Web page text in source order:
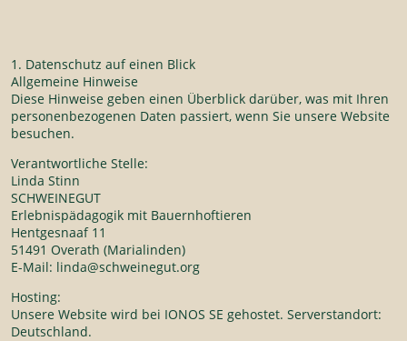
1. Datenschutz auf einen Blick
Allgemeine Hinweise
Diese Hinweise geben einen Überblick darüber, was mit Ihren
personenbezogenen Daten passiert, wenn Sie unsere Website
besuchen.
Verantwortliche Stelle:
Linda Stinn
SCHWEINEGUT
Erlebnispädagogik mit Bauernhoftieren
Hentgesnaaf 11
51491 Overath (Marialinden)
E-Mail: linda@schweinegut.org
Hosting:
Unsere Website wird bei IONOS SE gehostet. Serverstandort:
Deutschland.